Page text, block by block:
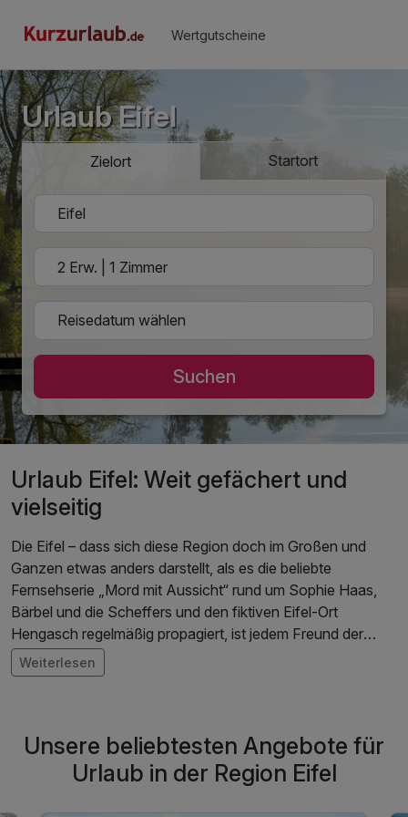
Wertgutscheine
Urlaub Eifel
Zielort Startort
Suchen
Urlaub Eifel: Weit gefächert und
vielseitig
Die Eifel – dass sich diese Region doch im Großen und
Ganzen etwas anders darstellt, als es die beliebte
Fernsehserie „Mord mit Aussicht“ rund um Sophie Haas,
Bärbel und die Scheffers und den fiktiven Eifel-Ort
Hengasch regelmäßig propagiert, ist jedem Freund der
überzogenen, aber unterhaltsamen, satirischen Folgen klar.
Der Teil des Rheinischen Schiefergebirges ganz im Westen
wundervolle Kulturlandschaft mit touristischen Hotspots.
Die Region zwischen Aachen, Köln, Koblenz und Trier hat
eine Menge zu bieten. Landschaftlich gesellen sich hier
Weiterlesen
Unsere beliebtesten Angebote für
Urlaub in der Region Eifel